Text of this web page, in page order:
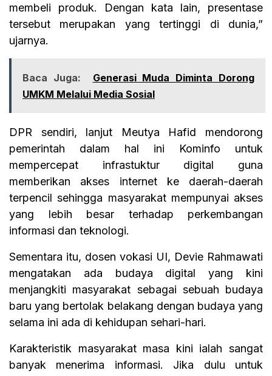
membeli produk. Dengan kata lain, presentase
tersebut merupakan yang tertinggi di dunia,”
ujarnya.
Baca Juga:
Generasi Muda Diminta Dorong
UMKM Melalui Media Sosial
DPR sendiri, lanjut Meutya Hafid mendorong
pemerintah dalam hal ini Kominfo untuk
mempercepat infrastuktur digital guna
memberikan akses internet ke daerah-daerah
terpencil sehingga masyarakat mempunyai akses
yang lebih besar terhadap perkembangan
informasi dan teknologi.
Sementara itu, dosen vokasi UI, Devie Rahmawati
mengatakan ada budaya digital yang kini
menjangkiti masyarakat sebagai sebuah budaya
baru yang bertolak belakang dengan budaya yang
selama ini ada di kehidupan sehari-hari.
Karakteristik masyarakat masa kini ialah sangat
banyak menerima informasi. Jika dulu untuk